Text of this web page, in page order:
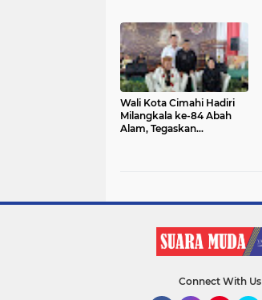
Wali Kota Cimahi Hadiri
Milangkala ke-84 Abah
Alam, Tegaskan
Connect With Us